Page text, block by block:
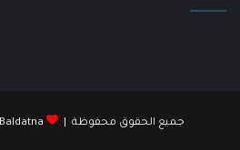
جميع الحقوق محفوظة | Baldatna